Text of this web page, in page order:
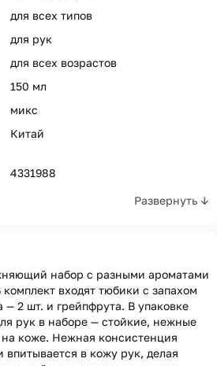
Развернуть ↓
для всех типов
для рук
для всех возрастов
150 мл
микс
Китай
4331988
набор с разными ароматами
входят тюбики с запахом
— 2 шт. и грейпфрута. В упаковке
рук в наборе — стойкие, нежные
на коже. Нежная консистенция
впитывается в кожу рук, делая